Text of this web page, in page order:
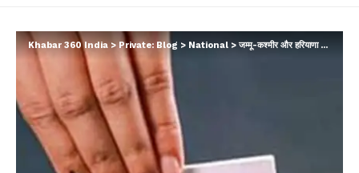
Khabar 360 India>Private: Blog > National >जम्मू-कश्मीर और हरियाणा में चुनाव का आगाज़, अनुच्छेद-370 हटने के बाद घाटी में पहली बार चुनाव